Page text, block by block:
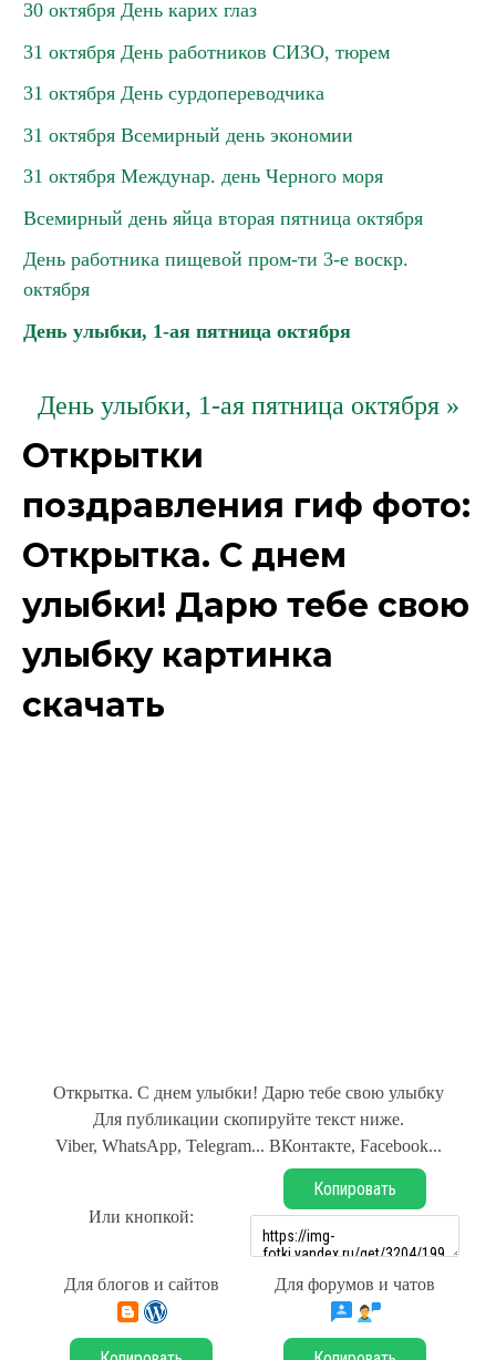
30 октября День карих глаз
31 октября День работников СИЗО, тюрем
31 октября День сурдопереводчика
31 октября Всемирный день экономии
31 октября Междунар. день Черного моря
Всемирный день яйца вторая пятница октября
День работника пищевой пром-ти 3-е воскр.
октября
День улыбки, 1-ая пятница октября
День улыбки, 1-ая пятница октября »
Открытки
поздравления гиф фото:
Открытка. С днем
улыбки! Дарю тебе свою
улыбку картинка
скачать
Открытка. С днем улыбки! Дарю тебе свою улыбку
Для публикации скопируйте текст ниже.
Viber, WhatsApp, Telegram... ВКонтакте, Facebook...
Или кнопкой:
Копировать
Для блогов и сайтов Для форумов и чатов